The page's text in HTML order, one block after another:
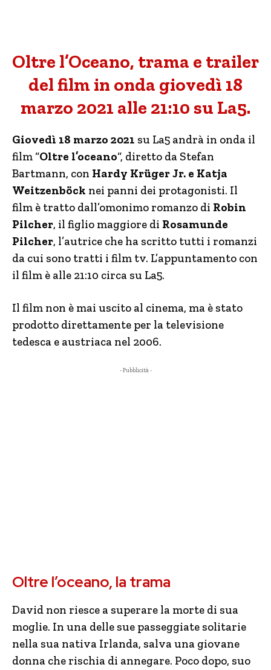
Oltre l’Oceano, trama e trailer
del film in onda giovedì 18
marzo 2021 alle 21:10 su La5.
Giovedì 18 marzo 2021 su La5 andrà in onda il
film “Oltre l’oceano“, diretto da Stefan
Bartmann, con Hardy Krüger Jr. e Katja
Weitzenböck nei panni dei protagonisti. Il
film è tratto dall’omonimo romanzo di Robin
Pilcher, il figlio maggiore di Rosamunde
Pilcher, l’autrice che ha scritto tutti i romanzi
da cui sono tratti i film tv. L’appuntamento con
il film è alle 21:10 circa su La5.
Il film non è mai uscito al cinema, ma è stato
prodotto direttamente per la televisione
tedesca e austriaca nel 2006.
- Pubblicità -
Oltre l’oceano, la trama
David non riesce a superare la morte di sua
moglie. In una delle sue passeggiate solitarie
nella sua nativa Irlanda, salva una giovane
donna che rischia di annegare. Poco dopo, suo